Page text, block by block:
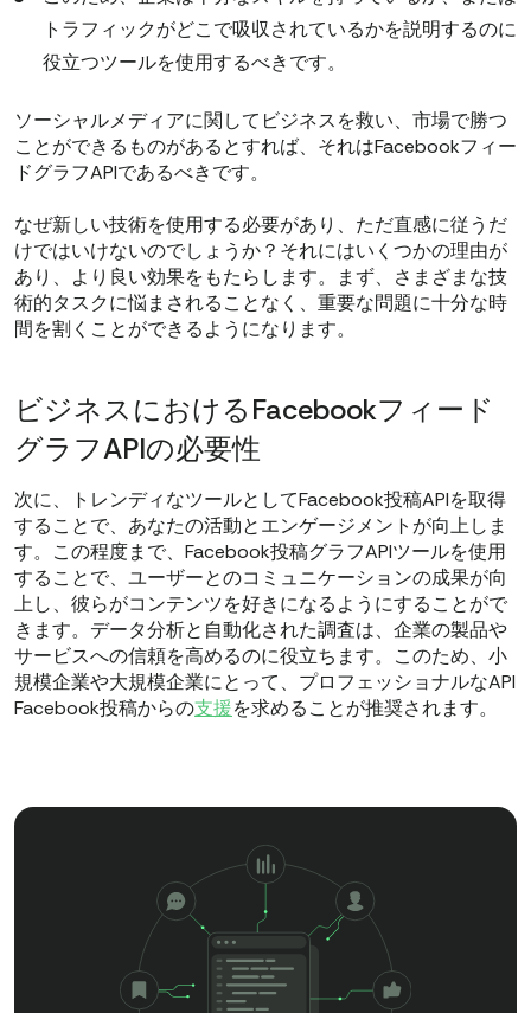
トラフィックがどこで吸収されているかを説明するのに
役立つツールを使用するべきです。
ソーシャルメディアに関してビジネスを救い、市場で勝つ
ことができるものがあるとすれば、それはFacebookフィー
ドグラフAPIであるべきです。
なぜ新しい技術を使用する必要があり、ただ直感に従うだ
けではいけないのでしょうか？それにはいくつかの理由が
あり、より良い効果をもたらします。まず、さまざまな技
術的タスクに悩まされることなく、重要な問題に十分な時
間を割くことができるようになります。
ビジネスにおけるFacebookフィード
グラフAPIの必要性
次に、トレンディなツールとしてFacebook投稿APIを取得
することで、あなたの活動とエンゲージメントが向上しま
す。この程度まで、Facebook投稿グラフAPIツールを使用
することで、ユーザーとのコミュニケーションの成果が向
上し、彼らがコンテンツを好きになるようにすることがで
きます。データ分析と自動化された調査は、企業の製品や
サービスへの信頼を高めるのに役立ちます。このため、小
規模企業や大規模企業にとって、プロフェッショナルなAPI
Facebook投稿からの支援を求めることが推奨されます。